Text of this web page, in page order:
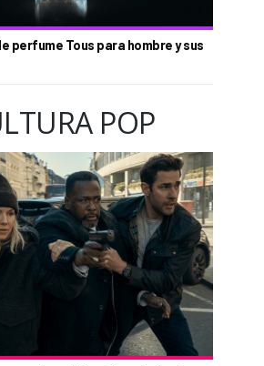
perfume Tous para hombre y sus
POP